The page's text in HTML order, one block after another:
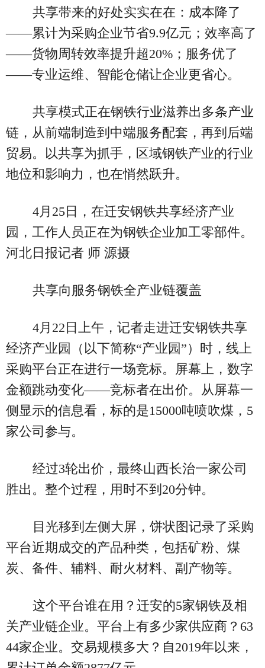
共享带来的好处实实在在：成本降了
——累计为采购企业节省9.9亿元；效率高了
——货物周转效率提升超20%；服务优了
——专业运维、智能仓储让企业更省心。
共享模式正在钢铁行业滋养出多条产业
链，从前端制造到中端服务配套，再到后端
贸易。以共享为抓手，区域钢铁产业的行业
地位和影响力，也在悄然跃升。
4月25日，在迁安钢铁共享经济产业
园，工作人员正在为钢铁企业加工零部件。
河北日报记者 师 源摄
共享向服务钢铁全产业链覆盖
4月22日上午，记者走进迁安钢铁共享
经济产业园（以下简称“产业园”）时，线上
采购平台正在进行一场竞标。屏幕上，数字
金额跳动变化——竞标者在出价。从屏幕一
侧显示的信息看，标的是15000吨喷吹煤，5
家公司参与。
经过3轮出价，最终山西长治一家公司
胜出。整个过程，用时不到20分钟。
目光移到左侧大屏，饼状图记录了采购
平台近期成交的产品种类，包括矿粉、煤
炭、备件、辅料、耐火材料、副产物等。
这个平台谁在用？迁安的5家钢铁及相
关产业链企业。平台上有多少家供应商？63
44家企业。交易规模多大？自2019年以来，